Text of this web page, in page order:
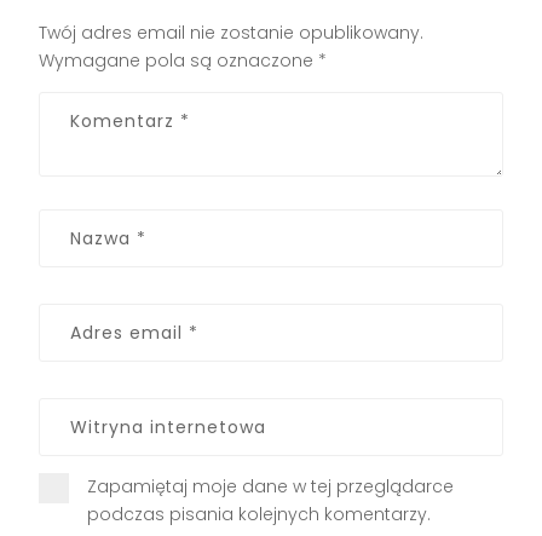
Twój adres email nie zostanie opublikowany.
Wymagane pola są oznaczone *
Zapamiętaj moje dane w tej przeglądarce
podczas pisania kolejnych komentarzy.